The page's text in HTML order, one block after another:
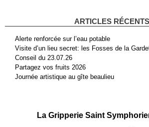
ARTICLES RÉCENTS
Alerte renforcée sur l’eau potable
Visite d’un lieu secret: les Fosses de la
Conseil du 23.07.26
Partagez vos fruits 2026
Journée artistique au gîte beaulieu
La Gripperie Saint